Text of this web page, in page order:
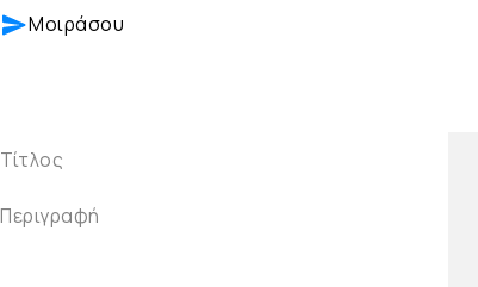
Μοιράσου
Τίτλος
Περιγραφή